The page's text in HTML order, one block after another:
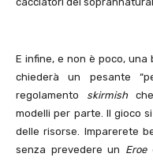
E infine, e non è poco,
chiederà un pesante
regolamento skirmish
modelli per parte. Il gioco
delle risorse. Imparerete
senza prevedere un Eroe